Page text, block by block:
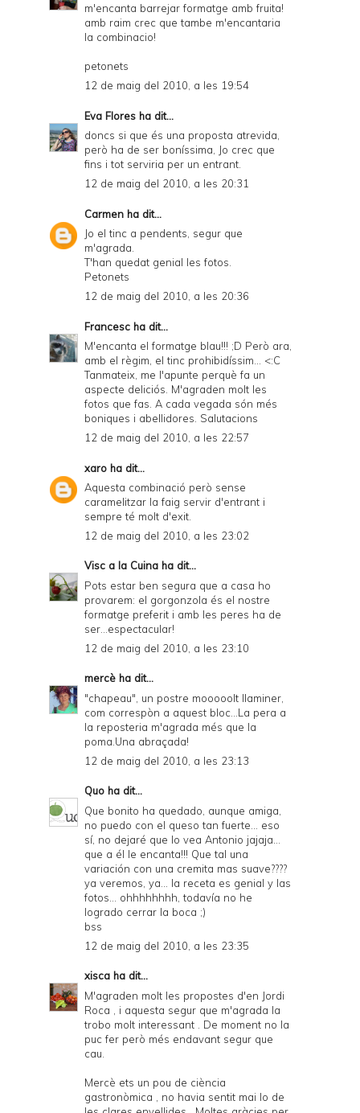
m'encanta barrejar formatge amb fruita!
amb raim crec que tambe m'encantaria
la combinacio!
petonets
12 de maig del 2010, a les 19:54
Eva Flores ha dit...
doncs si que és una proposta atrevida,
però ha de ser boníssima, Jo crec que
fins i tot serviria per un entrant.
12 de maig del 2010, a les 20:31
Carmen ha dit...
Jo el tinc a pendents, segur que
m'agrada.
T'han quedat genial les fotos.
Petonets
12 de maig del 2010, a les 20:36
Francesc ha dit...
M'encanta el formatge blau!!! ;D Però ara,
amb el règim, el tinc prohibidíssim... <:C
Tanmateix, me l'apunte perquè fa un
aspecte deliciós. M'agraden molt les
fotos que fas. A cada vegada són més
boniques i abellidores. Salutacions
12 de maig del 2010, a les 22:57
xaro ha dit...
Aquesta combinació però sense
caramelitzar la faig servir d'entrant i
sempre té molt d'exit.
12 de maig del 2010, a les 23:02
Visc a la Cuina ha dit...
Pots estar ben segura que a casa ho
provarem: el gorgonzola és el nostre
formatge preferit i amb les peres ha de
ser...espectacular!
12 de maig del 2010, a les 23:10
mercè ha dit...
"chapeau", un postre mooooolt llaminer,
com correspòn a aquest bloc...La pera a
la reposteria m'agrada més que la
poma.Una abraçada!
12 de maig del 2010, a les 23:13
Quo ha dit...
Que bonito ha quedado, aunque amiga,
no puedo con el queso tan fuerte... eso
sí, no dejaré que lo vea Antonio jajaja...
que a él le encanta!!! Que tal una
variación con una cremita mas suave????
ya veremos, ya... la receta es genial y las
fotos... ohhhhhhhh, todavía no he
logrado cerrar la boca ;)
bss
12 de maig del 2010, a les 23:35
xisca ha dit...
M'agraden molt les propostes d'en Jordi
Roca , i aquesta segur que m'agrada la
trobo molt interessant . De moment no la
puc fer però més endavant segur que
cau.
Mercè ets un pou de ciència
gastronòmica , no havia sentit mai lo de